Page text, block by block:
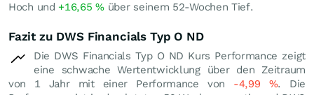
Hoch und +16,65%über seinem 52-Wochen Tief.
Fazit zu DWS Financials Typ O ND
Die DWS Financials Typ O ND Kurs Performance zeigt
eine schwache Wertentwicklung über den Zeitraum
von 1 Jahr mit einer Performance von -4,99 %. Die